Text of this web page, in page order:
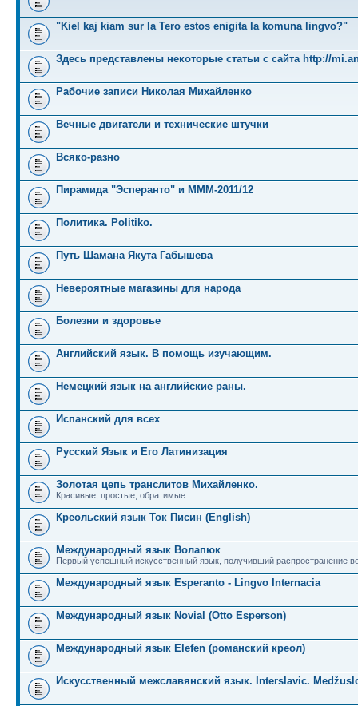
"Kiel kaj kiam sur la Tero estos enigita la komuna lingvo?"
Здесь представлены некоторые статьи с сайта http://
Рабочие записи Николая Михайленко
Вечные двигатели и технические штучки
Всяко-разно
Пирамида "Эсперанто" и MMM-2011/12
Политика. Politiko.
Путь Шамана Якута Габышева
Невероятные магазины для народа
Болезни и здоровье
Английский язык. В помощь изучающим.
Немецкий язык на английские раны.
Испанский для всех
Русский Язык и Его Латинизация
Золотая цепь транслитов Михайленко.
Красивые, простые, обратимые.
Креольский язык Ток Писин (English)
Международный язык Волапюк
Первый успешный искусственный язык, получивший распространение
Международный язык Esperanto - Lingvo Internacia
Международный язык Novial (Otto Esperson)
Международный язык Elefen (романский креол)
Искусственный межславянский язык. Interslavic.